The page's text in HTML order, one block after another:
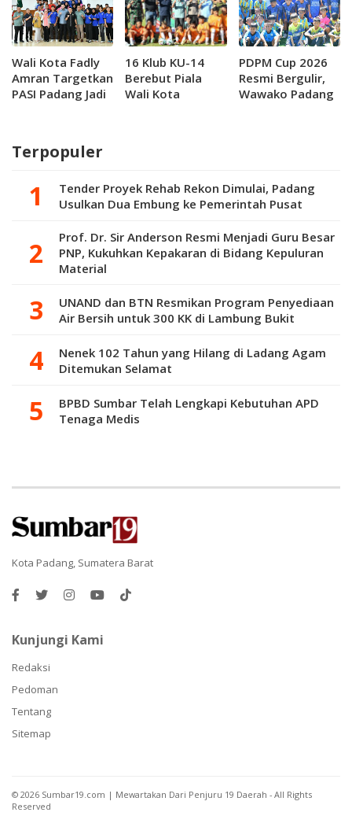
Wali Kota Fadly
Amran Targetkan
PASI Padang Jadi
16 Klub KU-14
Berebut Piala
Wali Kota
PDPM Cup 2026
Resmi Bergulir,
Wawako Padang
Terpopuler
Tender Proyek Rehab Rekon Dimulai, Padang
Usulkan Dua Embung ke Pemerintah Pusat
Prof. Dr. Sir Anderson Resmi Menjadi Guru Besar
PNP, Kukuhkan Kepakaran di Bidang Kepuluran
Material
UNAND dan BTN Resmikan Program Penyediaan
Air Bersih untuk 300 KK di Lambung Bukit
Nenek 102 Tahun yang Hilang di Ladang Agam
Ditemukan Selamat
BPBD Sumbar Telah Lengkapi Kebutuhan APD
Tenaga Medis
Kota Padang, Sumatera Barat
Kunjungi Kami
Redaksi
Pedoman
Tentang
Sitemap
© 2026 Sumbar19.com | Mewartakan Dari Penjuru 19 Daerah - All Rights
Reserved